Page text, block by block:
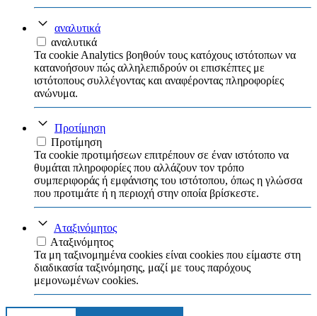
αναλυτικά
αναλυτικά
Τα cookie Analytics βοηθούν τους κατόχους ιστότοπων να
κατανοήσουν πώς αλληλεπιδρούν οι επισκέπτες με
ιστότοπους συλλέγοντας και αναφέροντας πληροφορίες
ανώνυμα.
Προτίμηση
Προτίμηση
Τα cookie προτιμήσεων επιτρέπουν σε έναν ιστότοπο να
θυμάται πληροφορίες που αλλάζουν τον τρόπο
συμπεριφοράς ή εμφάνισης του ιστότοπου, όπως η γλώσσα
που προτιμάτε ή η περιοχή στην οποία βρίσκεστε.
Αταξινόμητος
Αταξινόμητος
Τα μη ταξινομημένα cookies είναι cookies που είμαστε στη
διαδικασία ταξινόμησης, μαζί με τους παρόχους
μεμονωμένων cookies.